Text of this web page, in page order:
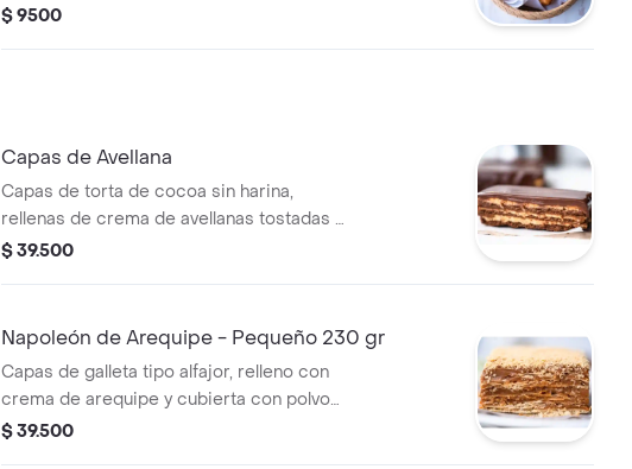
$ 9500
Capas de Avellana
Capas de torta de cocoa sin harina,
rellenas de crema de avellanas tostadas y
cubiertas de ganache con chocolate
$ 39.500
Napoleón de Arequipe - Pequeño 230 gr
Capas de galleta tipo alfajor, relleno con
crema de arequipe y cubierta con polvo
de galletas. porciones sugeridas: 1-2.
$ 39.500